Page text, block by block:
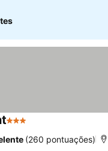
3 Estrelas
(260 pontuações)